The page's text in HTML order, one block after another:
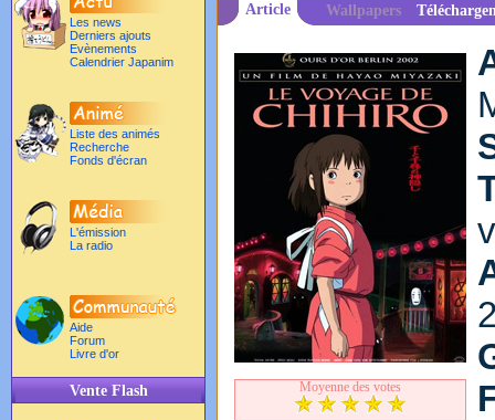
Les news
Derniers ajouts
Evènements
Calendrier Japanim
Liste des animés
Recherche
Fonds d'écran
L'émission
La radio
Aide
Forum
Livre d'or
Vente Flash
Article Wallpapers
Moyenne des votes